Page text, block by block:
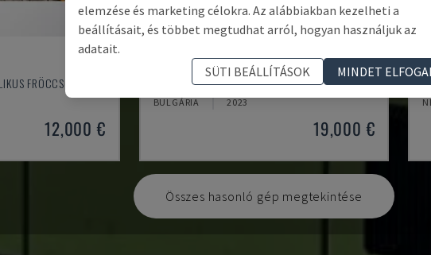
FRÖCCSÖNTŐGÉP
12,000 €
MA900ІІ
HAITIAN - HIDRAULIKUS FRÖCCSÖNTŐGÉP
BULGÁRIA 2023
19,000 €
Összes hasonló gép megtekintése
elemzése és marketing célokra. Az alábbiakban kezelheti a
beállításait, és többet megtudhat arról, hogyan használjuk az
adatait.
SÜTI BEÁLLÍTÁSOK
MINDET